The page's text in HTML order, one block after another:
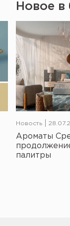
Новое в
Новость
Ароматы
палитры